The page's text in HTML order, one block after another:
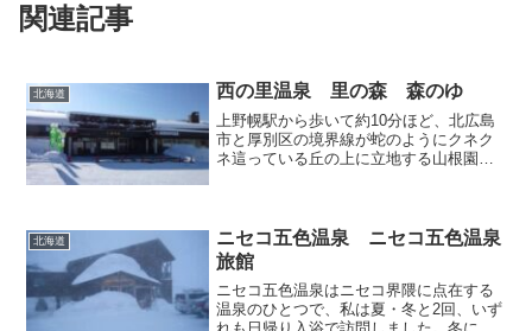
関連記事
北海道 西の里温泉 里の森 森のゆ
上野幌駅から歩いて約10分ほど、北広島
市と厚別区の境界線が蛇のようにクネク
ネ這っている丘の上に立地する山根園ウ
のうち今回はお風呂だけ...
北海道
ニセコ五色温泉 ニセコ五色温泉
旅館
ニセコ五色温泉はニセコ界隈に点在する
温泉のひとつで、私は夏・冬と2回、いず